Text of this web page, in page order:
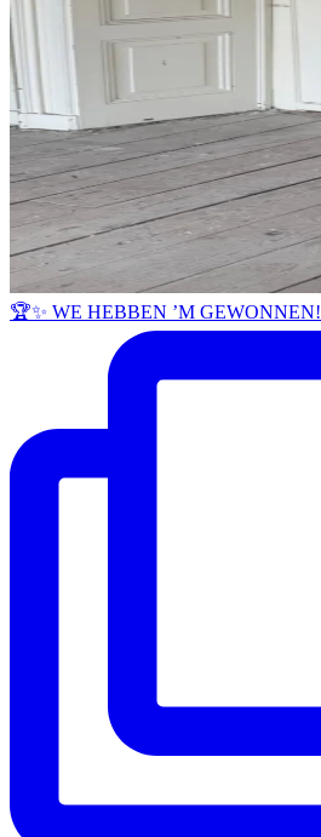
🏆✨ WE HEBBEN ’M GEWONNEN!